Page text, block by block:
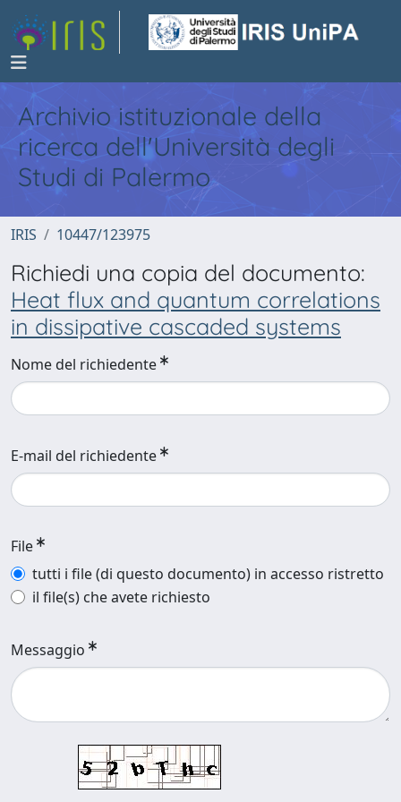
Archivio istituzionale della
ricerca dell'Università degli
Studi di Palermo
IRIS 10447/123975
Richiedi una copia del documento:
Heat flux and quantum correlations
in dissipative cascaded systems
Nome del richiedente
E-mail del richiedente
File
tutti i file (di questo documento) in accesso ristretto
il file(s) che avete richiesto
Messaggio